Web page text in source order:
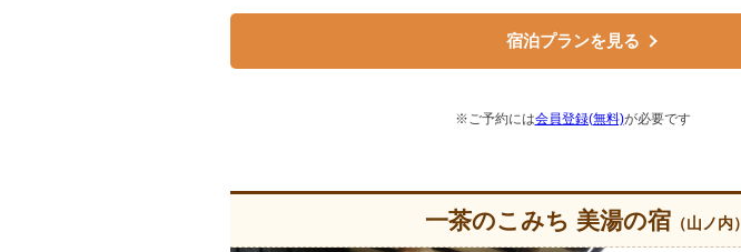
宿泊プランを見る
※ご予約には会員登録(無料)が必要です
一茶のこみち 美湯の宿（山ノ内）